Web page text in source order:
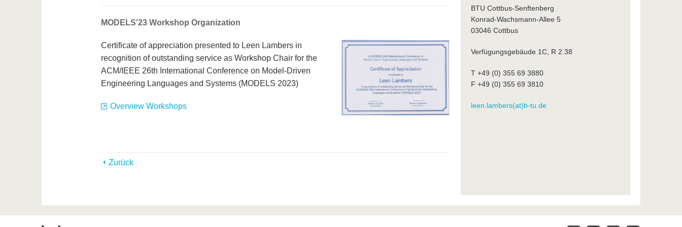
MODELS'23 Workshop Organization
Certificate of appreciation presented to Leen Lambers in
recognition of outstanding service as Workshop Chair for the
ACM/IEEE 26th International Conference on Model-Driven
Engineering Languages and Systems (MODELS 2023)
Overview Workshops
Zurück
BTU Cottbus-Senftenberg
Konrad-Wachsmann-Allee 5
03046 Cottbus
Verfügungsgebäude 1C, R 2.38
T +49 (0) 355 69 3880
F +49 (0) 355 69 3810
leen.lambers(at)b-tu.de